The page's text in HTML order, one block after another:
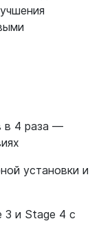
в 4 раза —
установки и
3 и Stage 4 с